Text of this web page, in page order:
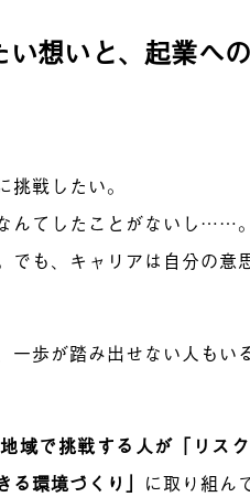
想いと、起業へ
戦したい。
んてしたことがないし……。
も、キャリアは自分の意
一歩が踏み出せない人もい
地域で挑戦する人が「リス
る環境づくり」 に取り組ん